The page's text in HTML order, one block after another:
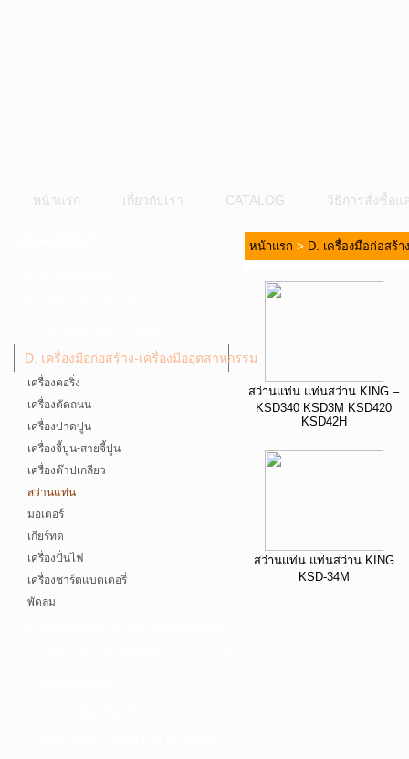
หน้าแรก เกี่ยวกับเรา CATALOG วิธีการสั่งซื้อแ
D. เครื่องมือก่อสร้าง-เครื่องมืออุตสาหกรรม
เครื่องคอริ่ง
เครื่องตัดถนน
เครื่องปาดปูน
เครื่องจี้ปูน-สายจี้ปูน
เครื่องต๊าปเกลียว
สว่านแท่น
มอเตอร์
เกียร์ทด
เครื่องปั่นไฟ
เครื่องชาร์ตแบตเตอรี่
พัดลม
หน้าแรก > D. เครื่องมือก่อสร้
สว่านแท่น แท่นสว่าน KING –
KSD340 KSD3M KSD420
KSD42H
สว่านแท่น แท่นสว่าน KING
KSD-34M